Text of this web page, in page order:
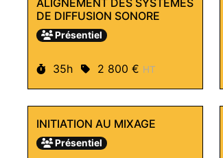
ALIGNEMENT DES SYSTÈMES
DE DIFFUSION SONORE
Présentiel
Durée :
35h Prix :
2 800 € HT
INITIATION AU MIXAGE
Présentiel